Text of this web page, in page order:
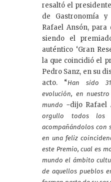
resaltó el
de Gastronomía
Rafael Ansón, para
siendo el
auténtico ‘Gran
la que coincidió el
Pedro Sanz, en su
acto. “Han sido
evolución, en
mundo –dijo Rafael
orgullo todos los
acompañándolos con
en una feliz
este Premio, cual es
mundo el ámbito
de aquellos pueblos